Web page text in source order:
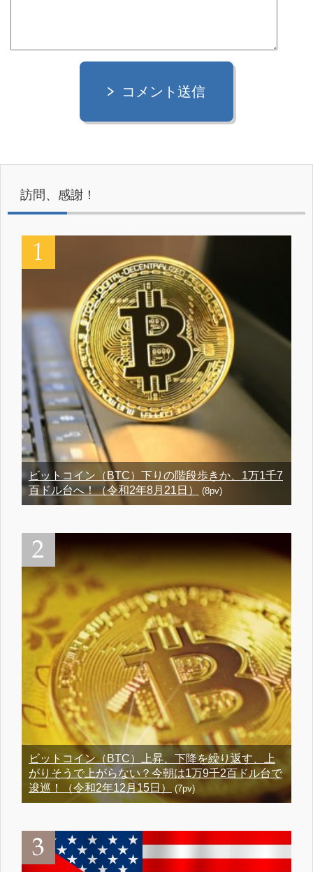
コメント送信
訪問、感謝！
ビットコイン（BTC）下りの階段歩きか、1万1千7
百ドル台へ！（令和2年8月21日）
(8pv)
ビットコイン（BTC）上昇、下降を繰り返す、上
がりそうで上がらない？今朝は1万9千2百ドル台で
逡巡！（令和2年12月15日）
(7pv)